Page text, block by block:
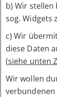
b) Wir
sog. Widgets
c) Wir
diese Daten
(siehe unten
Wir wollen